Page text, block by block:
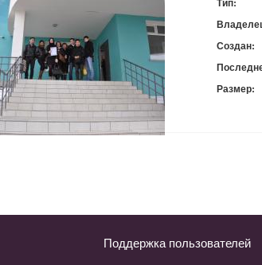
Создан:
Размер:
Поддержка пользователей